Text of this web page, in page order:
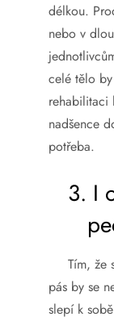
délkou.
nebo v
celé tělo
rehabilitaci
nadšence
potřeba.
3. I
Tím, že
pás by se
slepí k